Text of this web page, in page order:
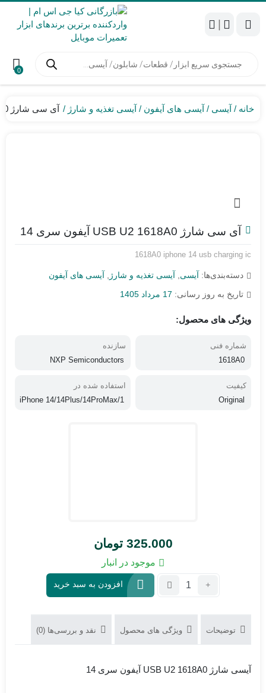
محصولات
0
خانه آیسی آیسی های آیفون آیسی تغذیه و شارژ آی سی شارژ USB U2 1618A0 آیفون سری 14
آی سی شارژ USB U2 1618A0 آیفون سری 14
1618A0 iphone 14 usb charging ic
دسته‌بندی‌ها: آیسی آیسی تغذیه و شارژ
آیسی های آیفون
تاریخ به روز رسانی: 17 مرداد 1405
ویژگی های محصول:
شماره فنی
1618A0
سازنده
NXP Semiconductors
کیفیت
Original
استفاده شده در
iPhone 14/14Plus/14ProMax/1
325.000 تومان
موجود در انبار
تعداد:
USB
آیفون
افزودن به سبد خرید
توضیحات ویژگی های محصول نقد و بررسی‌ها (0)
آیسی شارژ USB U2 1618A0 آیفون سری 14